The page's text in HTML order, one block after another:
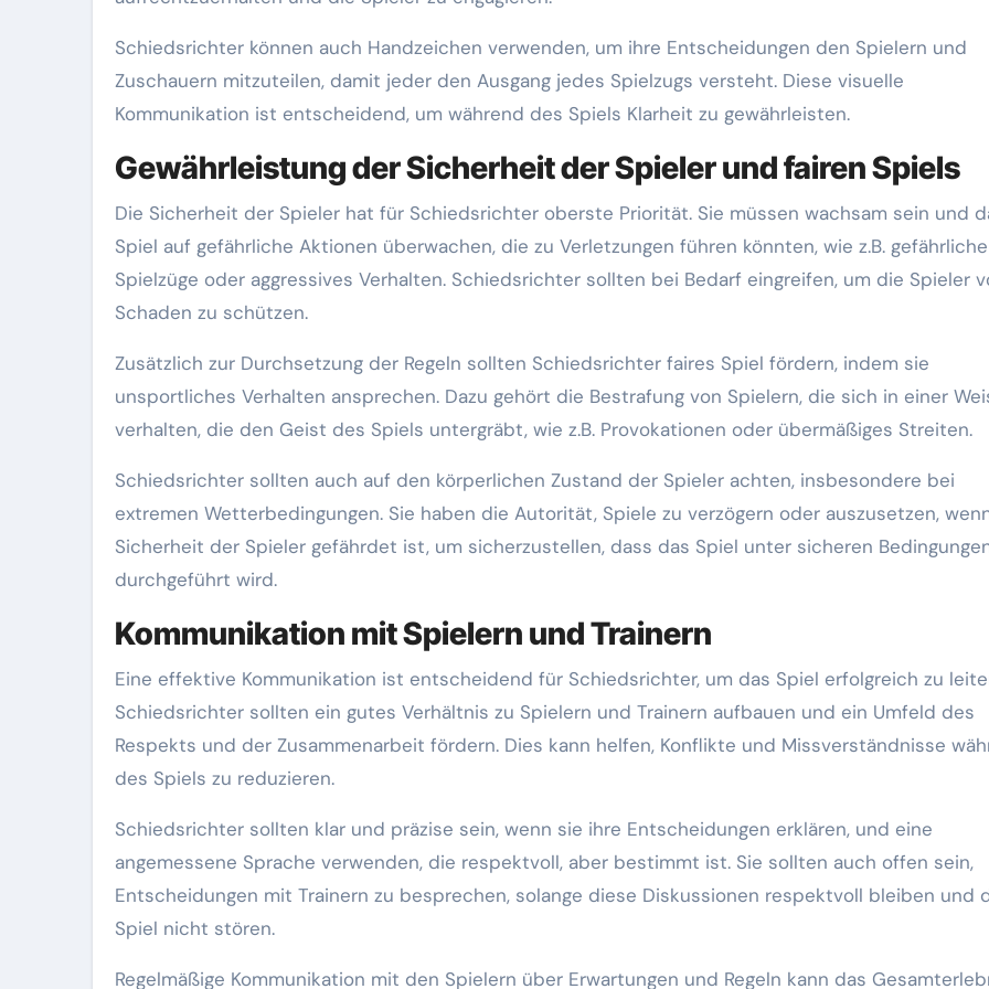
Schiedsrichter können auch Handzeichen verwenden, um ihre Entscheidungen den Spielern und
Zuschauern mitzuteilen, damit jeder den Ausgang jedes Spielzugs versteht. Diese visuelle
Kommunikation ist entscheidend, um während des Spiels Klarheit zu gewährleisten.
Gewährleistung der Sicherheit der Spieler und fairen Spiels
Die Sicherheit der Spieler hat für Schiedsrichter oberste Priorität. Sie müssen wachsam sein und
Spiel auf gefährliche Aktionen überwachen, die zu Verletzungen führen könnten, wie z.B. gefährliche
Spielzüge oder aggressives Verhalten. Schiedsrichter sollten bei Bedarf eingreifen, um die Spieler
Schaden zu schützen.
Zusätzlich zur Durchsetzung der Regeln sollten Schiedsrichter faires Spiel fördern, indem sie
unsportliches Verhalten ansprechen. Dazu gehört die Bestrafung von Spielern, die sich in einer
verhalten, die den Geist des Spiels untergräbt, wie z.B. Provokationen oder übermäßiges Streiten.
Schiedsrichter sollten auch auf den körperlichen Zustand der Spieler achten, insbesondere bei
extremen Wetterbedingungen. Sie haben die Autorität, Spiele zu verzögern oder auszusetzen,
Sicherheit der Spieler gefährdet ist, um sicherzustellen, dass das Spiel unter sicheren
durchgeführt wird.
Kommunikation mit Spielern und Trainern
Eine effektive Kommunikation ist entscheidend für Schiedsrichter, um das Spiel erfolgreich zu
Schiedsrichter sollten ein gutes Verhältnis zu Spielern und Trainern aufbauen und ein Umfeld des
Respekts und der Zusammenarbeit fördern. Dies kann helfen, Konflikte und Missverständnisse
des Spiels zu reduzieren.
Schiedsrichter sollten klar und präzise sein, wenn sie ihre Entscheidungen erklären, und eine
angemessene Sprache verwenden, die respektvoll, aber bestimmt ist. Sie sollten auch offen sein,
Entscheidungen mit Trainern zu besprechen, solange diese Diskussionen respektvoll bleiben und
Spiel nicht stören.
Regelmäßige Kommunikation mit den Spielern über Erwartungen und Regeln kann das